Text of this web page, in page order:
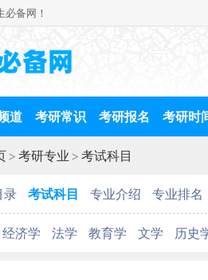
备网！
道 考研常识 考研报名 考研时
> 考研专业 > 考试科目
录 考试科目 专业介绍 专业排名
经济学 法学 教育学 文学 历史